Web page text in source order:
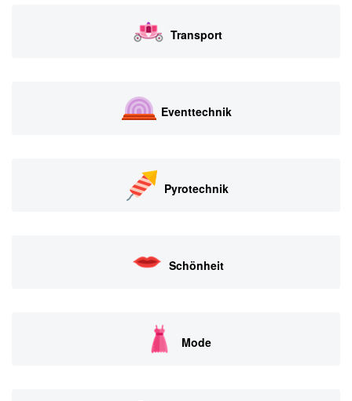
Transport
Eventtechnik
Pyrotechnik
Schönheit
Mode